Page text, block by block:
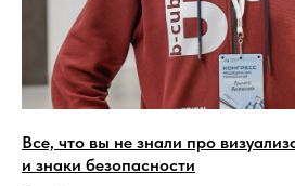
Все, что вы не знали про
и знаки безопасности